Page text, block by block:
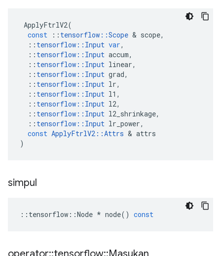
ApplyFtrlV2(
const
:: tensorflow ::Scope & scope,
:: tensorflow :: Input var,
:: tensorflow :: Input accum,
:: tensorflow :: Input linear,
:: tensorflow :: Input grad,
:: tensorflow :: Input lr,
:: tensorflow :: Input l1 ,
:: tensorflow :: Input l2,
:: tensorflow :: Input l2_shrinkage,
:: tensorflow :: Input lr_power,
const ApplyFtrlV2 ::Attrs & attrs
)
simpul
:: tensorflow ::Node * node() const